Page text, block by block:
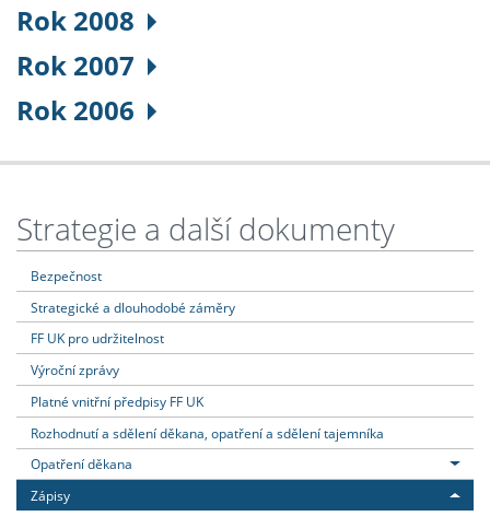
Rok 2008
Rok 2007
Rok 2006
Strategie a další dokumenty
Bezpečnost
Strategické a dlouhodobé záměry
FF UK pro udržitelnost
Výroční zprávy
Platné vnitřní předpisy FF UK
Rozhodnutí a sdělení děkana, opatření a sdělení tajemníka
Opatření děkana
Zápisy